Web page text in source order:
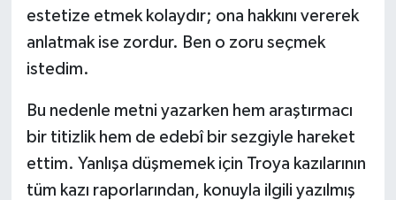
estetize etmek kolaydır; ona hakkını vererek
anlatmak ise zordur. Ben o zoru seçmek
istedim.
Bu nedenle metni yazarken hem araştırmacı
bir titizlik hem de edebî bir sezgiyle hareket
ettim. Yanlışa düşmemek için Troya kazılarının
tüm kazı raporlarından, konuyla ilgili yazılmış